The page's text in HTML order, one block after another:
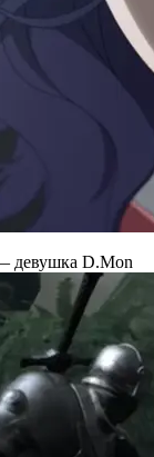
девушка D.Mon